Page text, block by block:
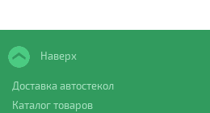
Наверх
Доставка автостекол
Каталог товаров